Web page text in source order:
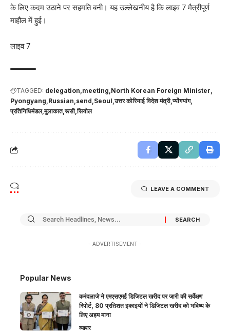
के लिए कदम उठाने पर सहमति बनी। यह उल्लेखनीय है कि लाइव 7 मैत्रीपूर्ण
माहौल में हुई।
लाइव 7
TAGGED: delegation meeting North Korean Foreign Minister
Pyongyang Russian send Seoul उत्तर कोरियाई विदेश मंत्री प्योंगयांग
प्रतिनिधिमंडल मुलाकात रूसी सियोल
LEAVE A COMMENT
- ADVERTISEMENT -
Popular News
करंदलाजे ने एमएसएमई डिजिटल खरीद पर जारी की सर्वेक्षण
रिपोर्ट, 80 प्रतिशत इकाइयों ने डिजिटल खरीद को भविष्य के
लिए अहम माना
व्यापार